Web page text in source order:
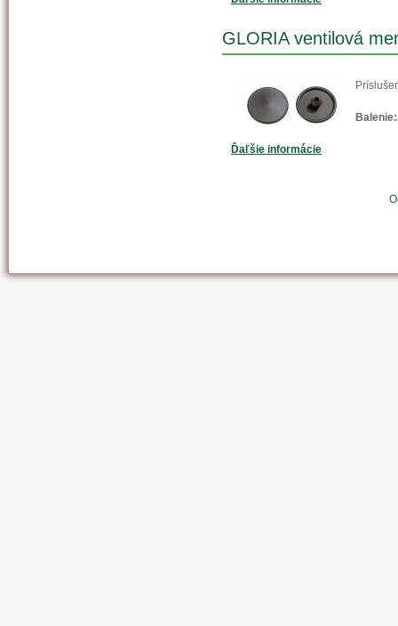
GLORIA ventilová
Balenie:
Ďaľšie informácie